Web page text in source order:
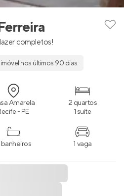
completos!
nos últimos 90 dias
Amarela
- PE
2 quartos
1 suíte
banheiros 1 vaga